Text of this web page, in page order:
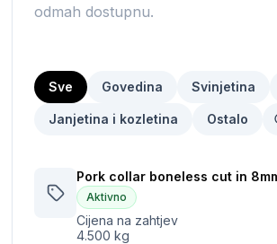
odmah dostupnu.
Sve Govedina Svinjetina
Janjetina i kozletina Ostalo
Pork collar boneless cut in
Aktivno
Cijena na zahtjev
4.500 kg